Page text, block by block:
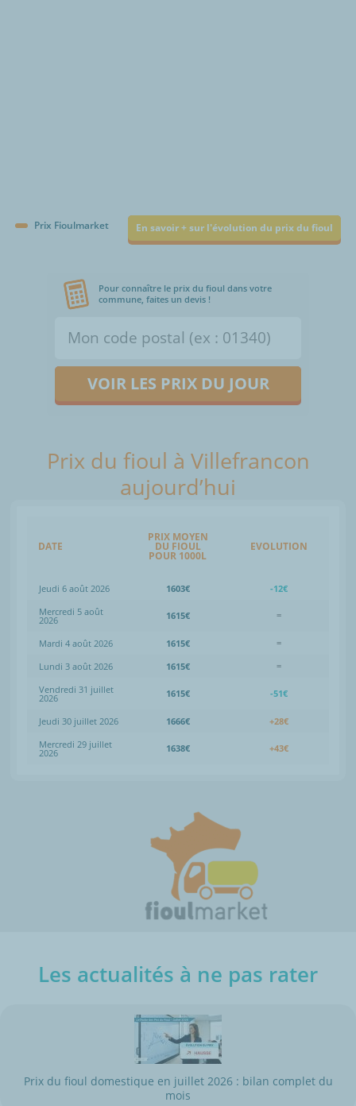
Prix Fioulmarket En savoir + sur l'évolution du prix du fioul
Pour connaître le prix du fioul dans votre
commune, faites un devis !
VOIR LES PRIX DU JOUR
Prix du fioul à Villefrancon
aujourd’hui
DATE
PRIX MOYEN
DU FIOUL
POUR 1000L
EVOLUTION
Jeudi 6 août 2026 1603€
-12€
Mercredi 5 août
2026 1615€ =
Mardi 4 août 2026 1615€
=
Lundi 3 août 2026
1615€
=
Vendredi 31 juillet
2026 1615€ -51€
Jeudi 30 juillet 2026 1666€
+28€
Mercredi 29 juillet
2026 1638€ +43€
Les actualités à ne pas rater
Prix du fioul domestique en juillet 2026 : bilan complet du
mois